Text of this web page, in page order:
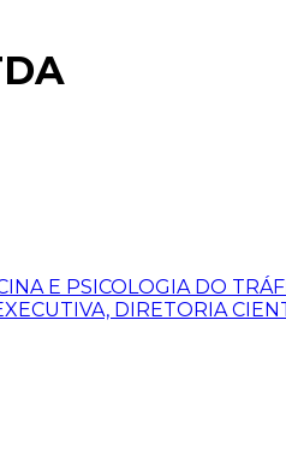
E PSICOLOGIA DO
DIRETORIA